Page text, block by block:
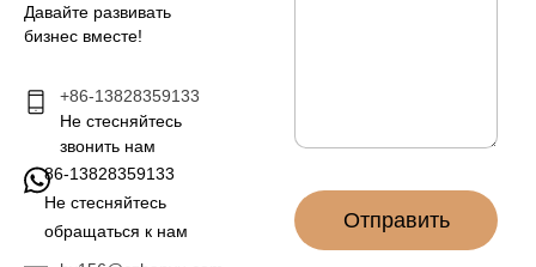
Давайте развивать
бизнес вместе!
+86-13828359133
Не стесняйтесь
звонить нам
86-13828359133
Не стесняйтесь
обращаться к нам
а
Отправить